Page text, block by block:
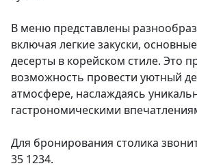
В меню представлены
включая легкие закуски,
десерты в корейском стиле. Это
возможность провести уютный
атмосфере, наслаждаясь
гастрономическими
Для бронирования столика
35 1234.